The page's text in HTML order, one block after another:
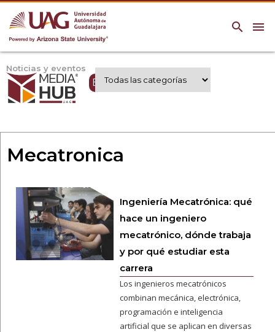
menu
search
Noticias y eventos
Expertos UAG
Mecatronica
Ingeniería Mecatrónica: qué
hace un ingeniero
mecatrónico, dónde trabaja
y por qué estudiar esta
carrera
Los ingenieros mecatrónicos
combinan mecánica, electrónica,
programación e inteligencia
artificial que se aplican en diversas